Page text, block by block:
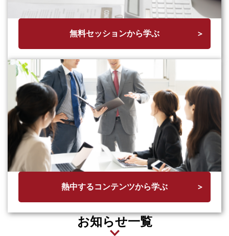
無料セッションから学ぶ
熱中するコンテンツから学ぶ
お知らせ一覧